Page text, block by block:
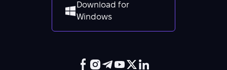
Download for
Windows